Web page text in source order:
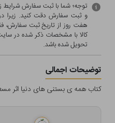
توجه؛ شما با ثبت سفارش شرایط
و ثبت سفارش دقت کنید. زیرا
هفت روز از تاریخ ثبت سفارش،
کالا با مشخصات ذکر شده در
تحویل شده باشد.
توضیحات اجمالی
کتاب همه ی بستنی های دنیا اثر